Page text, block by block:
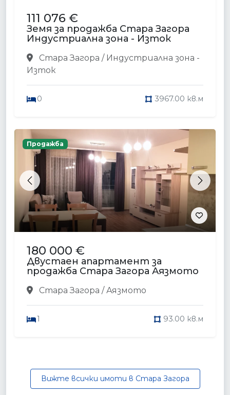
111 076 €
Земя за продажба Стара Загора
Индустриална зона - Изток
Стара Загора / Индустриална зона -
Изток
0 3967.00 кв.м
Previous Next
Продажба
180 000 €
Двустаен апартамент за
продажба Стара Загора Аязмото
Стара Загора / Аязмото
1 93.00 кв.м
Вижте всички имоти в Стара Загора